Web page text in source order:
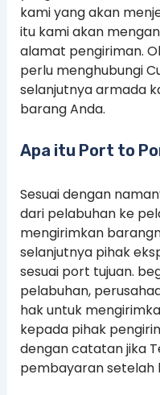
kami yang akan
itu kami akan
alamat pengiriman.
perlu menghubungi
selanjutnya armada
barang Anda.
Apa itu Port to
Sesuai dengan
dari pelabuhan ke
mengirimkan
selanjutnya pihak
sesuai port tujuan.
pelabuhan,
hak untuk
kepada pihak
dengan catatan jika
pembayaran setelah